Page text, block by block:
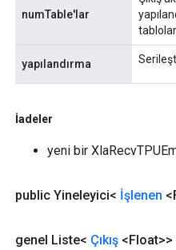
numTable'lar
yapılandırma
İadeler
yeni bir
public Yineleyici< İşlenen
genel Liste< Çıkış <Float>>